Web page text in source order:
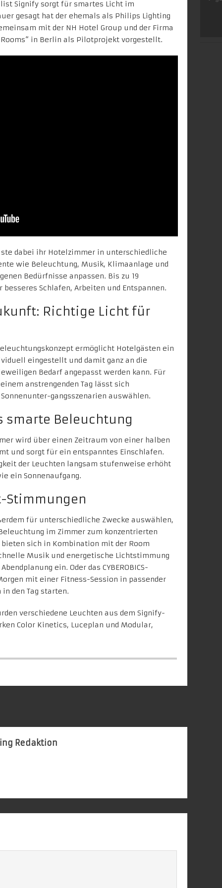
Signify sorgt für smartes Licht im
gesagt hat der ehemals als Philips Lighting
mit der NH Hotel Group und der Firma
Rooms“ in Berlin als Pilotprojekt vorgestellt.
dabei ihr Hotelzimmer in unterschiedliche
wie Beleuchtung, Musik, Klimaanlage und
Bedürfnisse anpassen. Bis zu 19
Schlafen, Arbeiten und Entspannen.
Richtige Licht für
ermöglicht Hotelgästen ein
eingestellt und damit ganz an die
Bedarf angepasst werden kann. Für
anstrengenden Tag lässt sich
gangsszenarien auswählen.
smarte Beleuchtung
wird über einen Zeitraum von einer halben
und sorgt für ein entspanntes Einschlafen.
der Leuchten langsam stufenweise erhöht
ein Sonnenaufgang.
Stimmungen
für unterschiedliche Zwecke auswählen,
im Zimmer zum konzentrierten
sich in Kombination mit der Room
Musik und energetische Lichtstimmung
ein. Oder das CYBEROBICS-
mit einer Fitness-Session in passender
den Tag starten.
verschiedene Leuchten aus dem Signify-
Color Kinetics, Luceplan und Modular,
Redaktion